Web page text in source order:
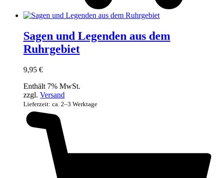
Sagen und Legenden aus dem
Ruhrgebiet
9,95 €
Enthält 7% MwSt.
zzgl. Versand
Lieferzeit: ca. 2–3 Werktage